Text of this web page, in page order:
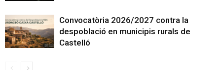
Convocatòria 2026/2027 contra la
despoblació en municipis rurals de
Castelló